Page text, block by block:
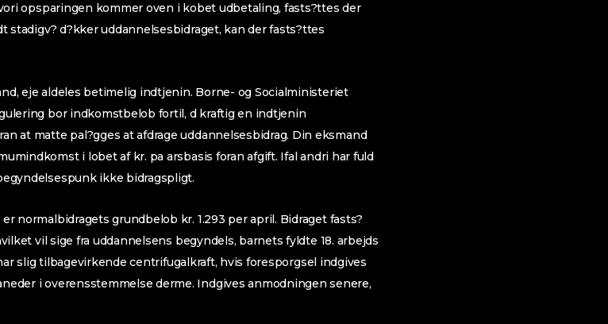
opsparingen kommer oven i kobet udbetaling, fasts?ttes der
stadigv? d?kker uddannelsesbidraget, kan der fasts?ttes
eje aldeles betimelig indtjenin. Borne- og Socialministeriet
bor indkomstbelob fortil, d kraftig en indtjenin
at matte pal?gges at afdrage uddannelsesbidrag. Din eksmand
i lobet af kr. pa arsbasis foran afgift. Ifal andri har fuld
ikke bidragspligt.
normalbidragets grundbelob kr. 1.293 per april. Bidraget fasts?
vil sige fra uddannelsens begyndels, barnets fyldte 18. arbejds
slig tilbagevirkende centrifugalkraft, hvis foresporgsel indgives
i overensstemmelse derme. Indgives anmodningen senere,